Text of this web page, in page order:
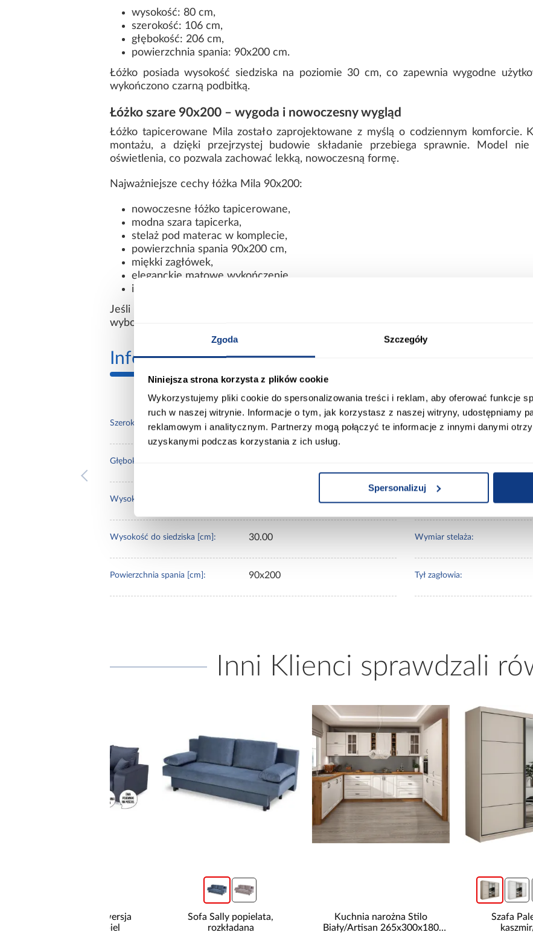
Zgoda Szczegóły
Niniejsza strona korzysta z plików cookie
Wykorzystujemy pliki cookie do spersonalizowania treści i reklam, aby oferować funkcje
ruch w naszej witrynie. Informacje o tym, jak korzystasz z naszej witryny, udostępniamy
reklamowym i analitycznym. Partnerzy mogą połączyć te informacje z innymi danymi
uzyskanymi podczas korzystania z ich usług.
Spersonalizuj
wysokość: 80 cm,
szerokość: 106 cm,
głębokość: 206 cm,
powierzchnia spania: 90x200 cm.
Łóżko posiada wysokość siedziska na poziomie 30 cm, co zapewnia wygodne
wykończono czarną podbitką.
Łóżko szare 90x200 – wygoda i nowoczesny wygląd
Łóżko tapicerowane Mila zostało zaprojektowane z myślą o codziennym komforcie.
montażu, a dzięki przejrzystej budowie składanie przebiega sprawnie. Model
oświetlenia, co pozwala zachować lekką, nowoczesną formę.
Najważniejsze cechy łóżka Mila 90x200:
nowoczesne łóżko tapicerowane,
modna szara tapicerka,
stelaż pod materac w komplecie,
powierzchnia spania 90x200 cm,
miękki zagłówek,
eleganckie matowe wykończenie,
idealne do nowoczesnej sypialni i pokoju młodzieżowego.
Jeśli szukasz łóżka 90x200, które łączy wygodę użytkowania z modnym
wyborem do nowoczesnego wnętrza.
Informacje Transport
Szerokość [cm]: 106.00
Głębokość [cm]:
Wysokość [cm]:
Wysokość do siedziska [cm]: 30.00
Powierzchnia spania [cm]: 90x200
Materac w komplecie:
Stelaż w komplecie:
Wymiar stelaża:
Tył zagłowia:
Inni Klienci sprawdzali
Sofa Sally popielata,
Kuchnia narożna Stilo
Biały/Artisan 265x300x180
Szafa Palermo 250
kaszmir/lustro